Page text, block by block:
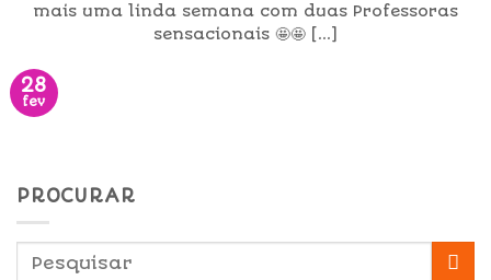
mais uma linda semana com duas Professoras
sensacionais 🤩🤩 [...]
28
fev
PROCURAR